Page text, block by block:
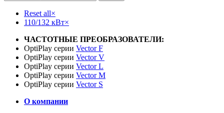
Reset all×
110/132 кВт×
ЧАСТОТНЫЕ ПРЕОБРАЗОВАТЕЛИ:
OptiPlay серии Vector F
OptiPlay серии Vector V
OptiPlay серии Vector L
OptiPlay серии Vector M
OptiPlay серии Vector S
О компании